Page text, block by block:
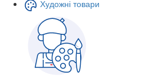
Художні товари